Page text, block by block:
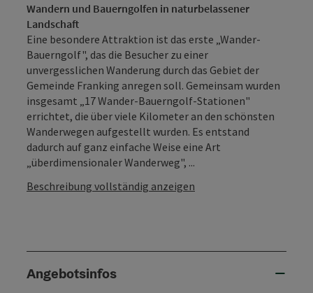
Wandern und Bauerngolfen in naturbelassener
Landschaft
Eine besondere Attraktion ist das erste „Wander-
Bauerngolf", das die Besucher zu einer
unvergesslichen Wanderung durch das Gebiet der
Gemeinde Franking anregen soll. Gemeinsam wurden
insgesamt „17 Wander-Bauerngolf-Stationen"
errichtet, die über viele Kilometer an den schönsten
Wanderwegen aufgestellt wurden. Es entstand
dadurch auf ganz einfache Weise eine Art
„überdimensionaler Wanderweg", ...
Beschreibung vollständig anzeigen
Angebotsinfos